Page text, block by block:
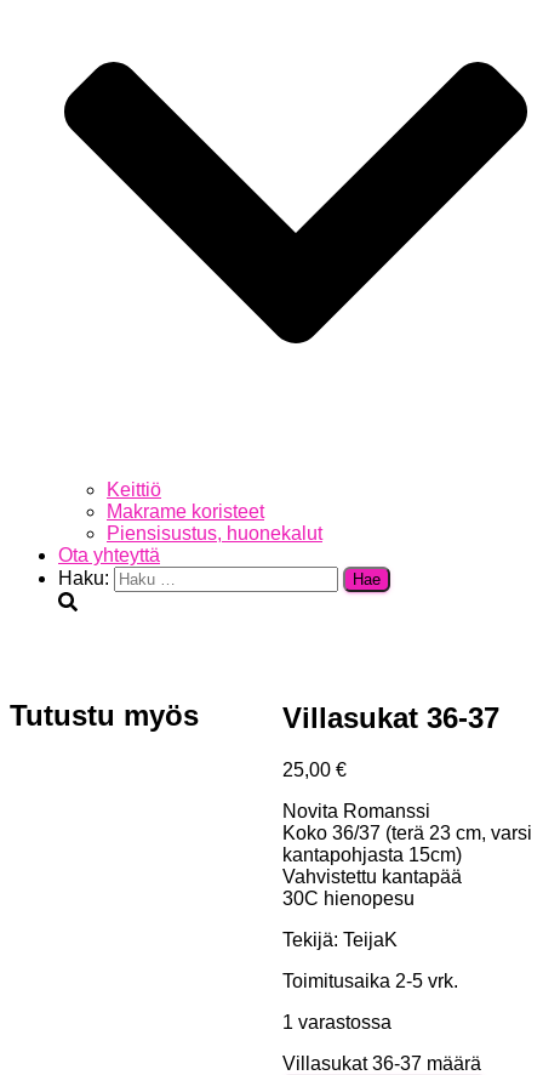
Keittiö
Makrame koristeet
Piensisustus, huonekalut
Ota yhteyttä
Haku:
Villasukat 36-37
25,00 €
Novita Romanssi
Koko 36/37 (terä 23 cm, varsi
kantapohjasta 15cm)
Vahvistettu kantapää
30C hienopesu
Tekijä: TeijaK
Toimitusaika 2-5 vrk.
1 varastossa
Villasukat 36-37 määrä
Tutustu myös